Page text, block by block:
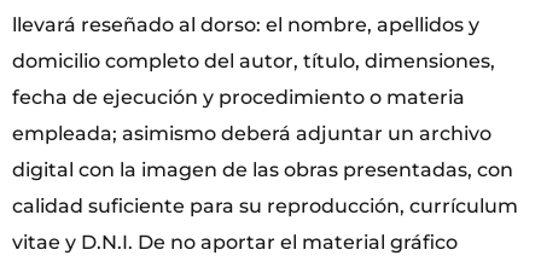
llevará reseñado al dorso: el nombre, apellidos y
domicilio completo del autor, título, dimensiones,
fecha de ejecución y procedimiento o materia
empleada; asimismo deberá adjuntar un archivo
digital con la imagen de las obras presentadas, con
calidad suficiente para su reproducción, currículum
vitae y D.N.I. De no aportar el material gráfico